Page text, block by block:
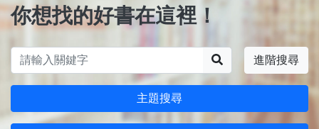
你想找的好書在這裡！
進階搜尋
主題搜尋